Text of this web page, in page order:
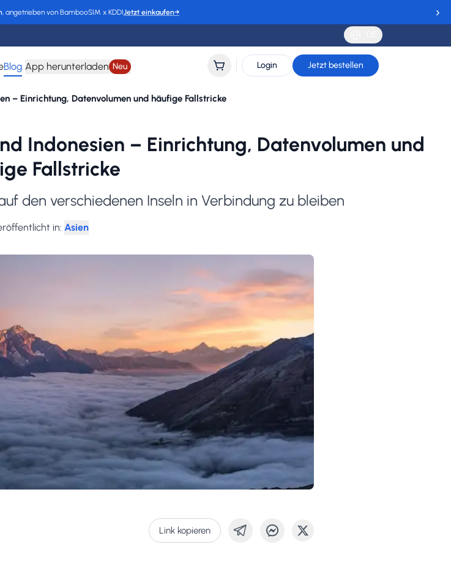
, angetrieben von BambooSIM x KDDIJetzt einkaufen→ ›
Blog App herunterladen Neu Login Jetzt bestellen
– Einrichtung, Datenvolumen und häufige Fallstricke
Indonesien – Einrichtung, Datenvolumen und
Fallstricke
den verschiedenen Inseln in Verbindung zu bleiben
in: Asien
Link kopieren